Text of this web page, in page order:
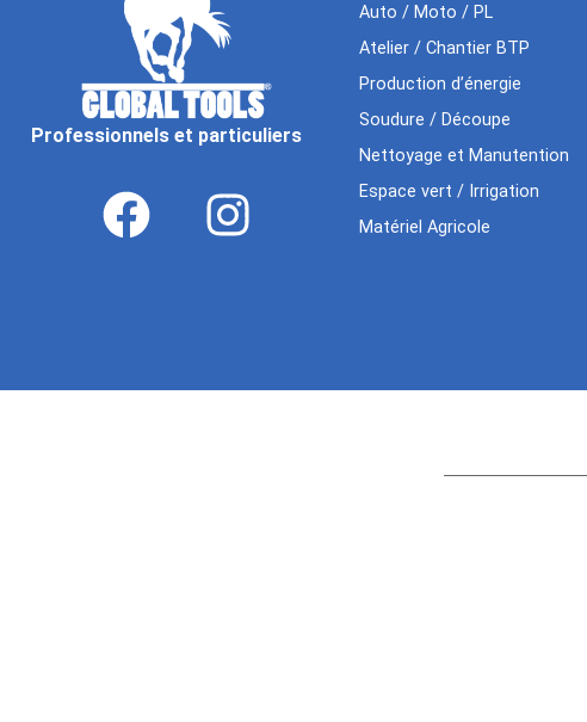
Professionnels et particuliers
Auto / Moto / PL
Atelier / Chantier BTP
Production d’énergie
Soudure / Découpe
Nettoyage et Manutention
Espace vert / Irrigation
Matériel Agricole